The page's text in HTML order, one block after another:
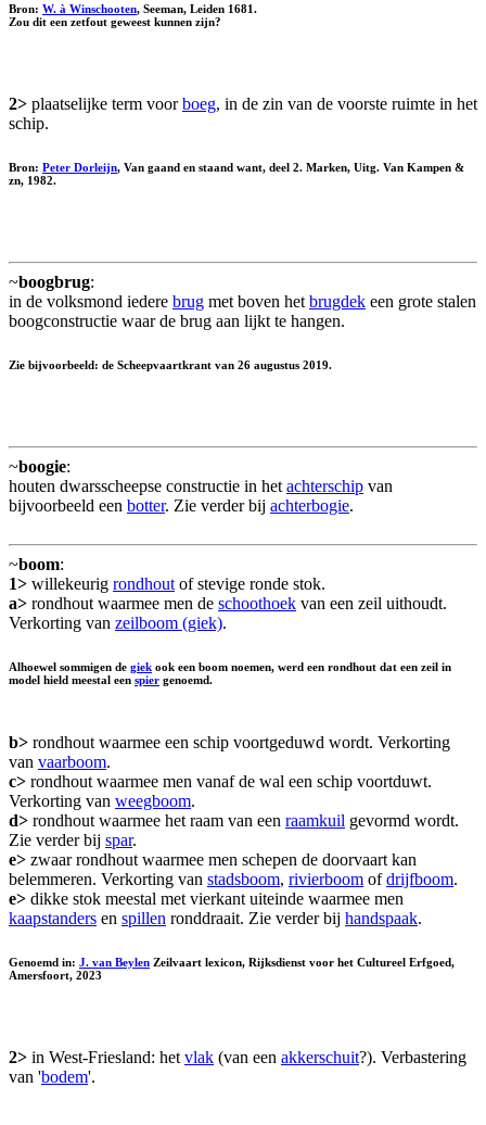
Bron: W. à Winschooten, Seeman, Leiden 1681.
Zou dit een zetfout geweest kunnen zijn?
2> plaatselijke term voorboeg, in de zin van de voorste ruimte in het
schip.
Bron: Peter Dorleijn, Van gaand en staand want, deel 2. Marken, Uitg. Van Kampen &
zn, 1982.
~boogbrug:
in de volksmond iedere brug met boven het brugdek een grote stalen
boogconstructie waar de brug aan lijkt te hangen.
Zie bijvoorbeeld: de Scheepvaartkrant van 26 augustus 2019.
~boogie:
houten dwarsscheepse constructie in het achterschip van
bijvoorbeeld een botter. Zie verder bij achterbogie.
~boom:
1> willekeurig rondhout of stevige ronde stok.
a> rondhout waarmee men de schoothoek van een zeil uithoudt.
Verkorting van zeilboom (giek).
Alhoewel sommigen de giek ook een boom noemen, werd een rondhout dat een zeil in
model hield meestal een spier genoemd.
b> rondhout waarmee een schip voortgeduwd wordt. Verkorting
van vaarboom.
c> rondhout waarmee men vanaf de wal een schip voortduwt.
Verkorting van weegboom.
d> rondhout waarmee het raam van een raamkuil gevormd wordt.
Zie verder bij spar.
e> zwaar rondhout waarmee men schepen de doorvaart kan
belemmeren. Verkorting van stadsboom, rivierboom ofdrijfboom.
e> dikke stok meestal met vierkant uiteinde waarmee men
kaapstanders en spillen ronddraait. Zie verder bij handspaak.
Genoemd in: J. van Beylen Zeilvaart lexicon, Rijksdienst voor het Cultureel Erfgoed,
Amersfoort, 2023
2> in West-Friesland: het vlak (van een akkerschuit?). Verbastering
van 'bodem'.